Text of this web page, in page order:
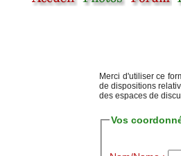
Merci d'utiliser ce
de dispositions
des espaces de
Vos